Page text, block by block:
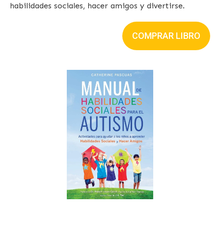
habilidades sociales, hacer amigos y divertirse.
COMPRAR LIBRO